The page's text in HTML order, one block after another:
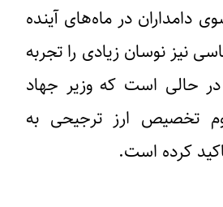
دامداران در ماه‌های آینده
نیز نوسان زیادی را تجربه
حالی است که وزیر جهاد
تخصیص ارز ترجیحی به
کرده است.